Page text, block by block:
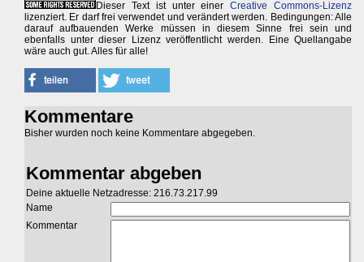
Dieser Text ist unter einerCreative Commons-Lizenz
lizenziert. Er darf frei verwendet und verändert werden. Bedingungen: Alle
darauf aufbauenden Werke müssen in diesem Sinne frei sein und
ebenfalls unter dieser Lizenz veröffentlicht werden. Eine Quellangabe
wäre auch gut. Alles für alle!
Kommentare
Bisher wurden noch keine Kommentare abgegeben.
Kommentar abgeben
Deine aktuelle Netzadresse: 216.73.217.99
Name
Kommentar